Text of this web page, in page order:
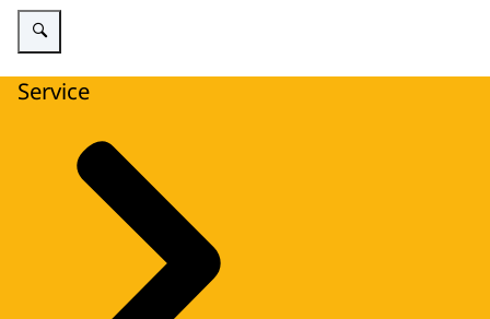
Vergroot afbeelding Voorbeelden van materialen waar het NIX18 logo op
Service